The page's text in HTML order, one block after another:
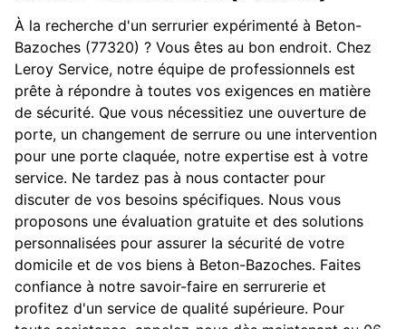
À la recherche d'un serrurier expérimenté à Beton-
Bazoches (77320) ? Vous êtes au bon endroit. Chez
Leroy Service, notre équipe de professionnels est
prête à répondre à toutes vos exigences en matière
de sécurité. Que vous nécessitiez une ouverture de
porte, un changement de serrure ou une intervention
pour une porte claquée, notre expertise est à votre
service. Ne tardez pas à nous contacter pour
discuter de vos besoins spécifiques. Nous vous
proposons une évaluation gratuite et des solutions
personnalisées pour assurer la sécurité de votre
domicile et de vos biens à Beton-Bazoches. Faites
confiance à notre savoir-faire en serrurerie et
profitez d'un service de qualité supérieure. Pour